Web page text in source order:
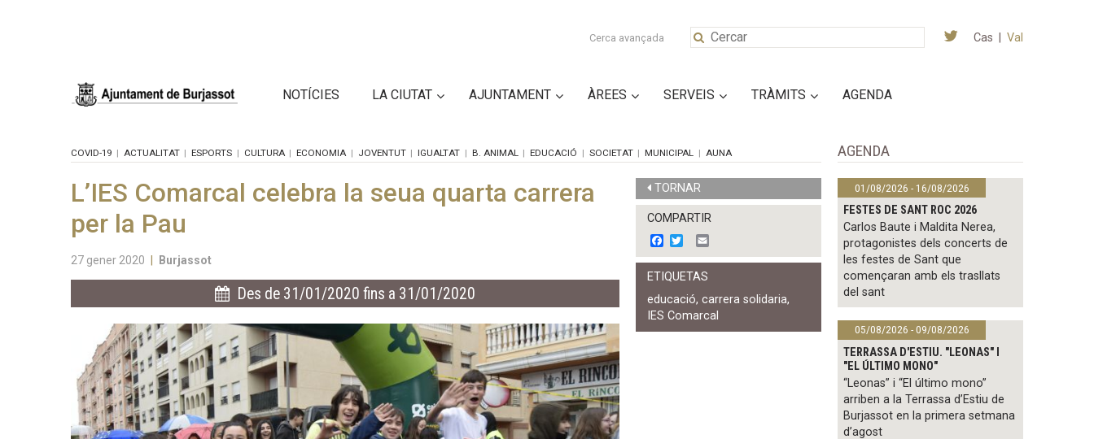
Cerca avançada Cas Val
NOTÍCIES LA CIUTAT AJUNTAMENT ÀREES SERVEIS TRÀMITS AGENDA
COVID-19 ACTUALITAT ESPORTS CULTURA ECONOMIA JOVENTUT IGUALTAT B. ANIMAL EDUCACIÓ SOCIETAT MUNICIPAL AUNA
L’IES Comarcal celebra la seua quarta carrera
per la Pau
27 gener 2020 Burjassot
Des de 31/01/2020 fins a 31/01/2020
TORNAR
COMPARTIR
F
a
c
e
o
o
k
w
i
t
t
e
r
m
a
ETIQUETAS
educació,carrera solidaria,
IES Comarcal
AGENDA
01/08/2026 - 16/08/2026
FESTES DE SANT ROC 2026
Carlos Baute i Maldita Nerea,
protagonistes dels concerts de
les festes de Sant que
començaran amb els trasllats
del sant
05/08/2026 - 09/08/2026
TERRASSA D'ESTIU. "LEONAS" I
"EL ÚLTIMO MONO"
“Leonas” i “El último mono”
arriben a la Terrassa d’Estiu de
Burjassot en la primera setmana
d’agost